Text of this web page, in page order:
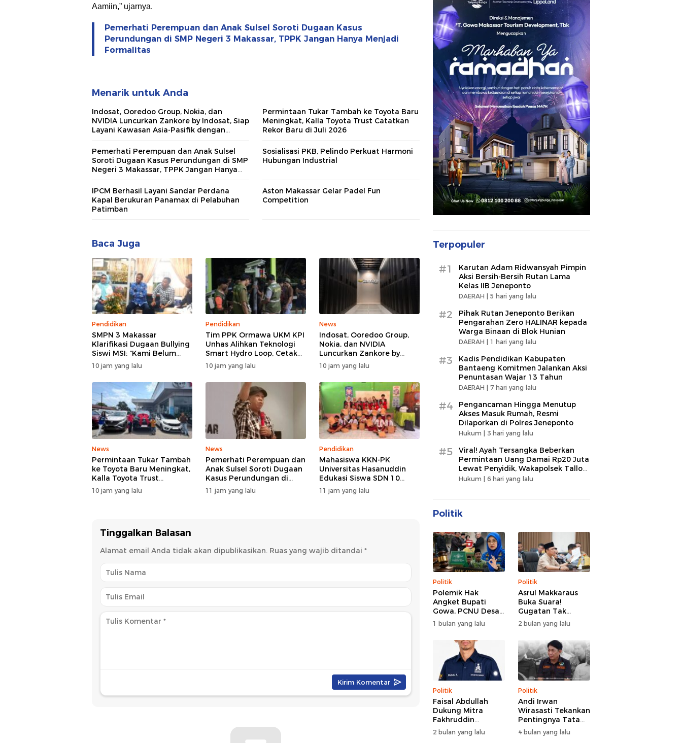
Aamiin,” ujarnya.
Pemerhati Perempuan dan Anak Sulsel Soroti Dugaan Kasus
Perundungan di SMP Negeri 3 Makassar, TPPK Jangan Hanya Menjadi
Formalitas
Menarik untuk Anda
Indosat, Ooredoo Group, Nokia, dan
NVIDIA Luncurkan Zankore by Indosat, Siap
Layani Kawasan Asia-Pasifik dengan
Permintaan Tukar Tambah ke Toyota Baru
Meningkat, Kalla Toyota Trust Catatkan
Rekor Baru di Juli 2026
Pemerhati Perempuan dan Anak Sulsel
Soroti Dugaan Kasus Perundungan di SMP
Negeri 3 Makassar, TPPK Jangan Hanya
Sosialisasi PKB, Pelindo Perkuat Harmoni
Hubungan Industrial
IPCM Berhasil Layani Sandar Perdana
Kapal Berukuran Panamax di Pelabuhan
Patimban
Aston Makassar Gelar Padel Fun
Competition
Baca Juga
Pendidikan
SMPN 3 Makassar
Klarifikasi Dugaan Bullying
Siswi MSI: “Kami Belum
Menemukan Unsur
Perundungan”
10 jam yang lalu
Pendidikan
Tim PPK Ormawa UKM KPI
Unhas Alihkan Teknologi
Smart Hydro Loop, Cetak
Teknisi Desa untuk Perkuat
Pertanian Cerdas di Bone
10 jam yang lalu
News
Indosat, Ooredoo Group,
Nokia, dan NVIDIA
Luncurkan Zankore by
Indosat, Siap Layani
Kawasan Asia-Pasifik
dengan Platform
Infrastruktur AI
Terintegerasi
10 jam yang lalu
News
Permintaan Tukar Tambah
ke Toyota Baru Meningkat,
Kalla Toyota Trust
Catatkan Rekor Baru di Juli
2026
10 jam yang lalu
News
Pemerhati Perempuan dan
Anak Sulsel Soroti Dugaan
Kasus Perundungan di
SMP Negeri 3 Makassar,
TPPK Jangan Hanya
11 jam yang lalu
Pendidikan
Mahasiswa KKN-PK
Universitas Hasanuddin
Edukasi Siswa SDN 10
Otting tentang
Pencegahan
11 jam yang lalu
Tinggalkan Balasan
Alamat email Anda tidak akan dipublikasikan. Ruas yang wajib ditandai *
Terpopuler
#1
Karutan Adam Ridwansyah Pimpin
Aksi Bersih-Bersih Rutan Lama
Kelas IIB Jeneponto
DAERAH | 5 hari yang lalu
#2
Pihak Rutan Jeneponto Berikan
Pengarahan Zero HALINAR kepada
Warga Binaan di Blok Hunian
DAERAH | 1 hari yang lalu
#3
Kadis Pendidikan Kabupaten
Bantaeng Komitmen Jalankan Aksi
Penuntasan Wajar 13 Tahun
DAERAH | 7 hari yang lalu
#4
Pengancaman Hingga Menutup
Akses Masuk Rumah, Resmi
Dilaporkan di Polres Jeneponto
Hukum | 3 hari yang lalu
#5
Viral! Ayah Tersangka Beberkan
Permintaan Uang Damai Rp20 Juta
Lewat Penyidik, Wakapolsek Tallo
Klarifikasi Soal Terima Uang Rp3
Hukum | 6 hari yang lalu
Politik
Politik
Polemik Hak
Angket Bupati
Gowa, PCNU Desak
DPRD Buka Fakta
Transparan
1 bulan yang lalu
Politik
Asrul Makkaraus
Buka Suara!
Gugatan Tak
Hentikan Hak
Angket DPRD
2 bulan yang lalu
Politik
Faisal Abdullah
Dukung Mitra
Fakhruddin
Nahkodai BM PAN
Periode 2026-2031
2 bulan yang lalu
Politik
Andi Irwan
Wirasasti Tekankan
Pentingnya Tata
Kelola Terintegrasi
Sektor Peternakan
4 bulan yang lalu